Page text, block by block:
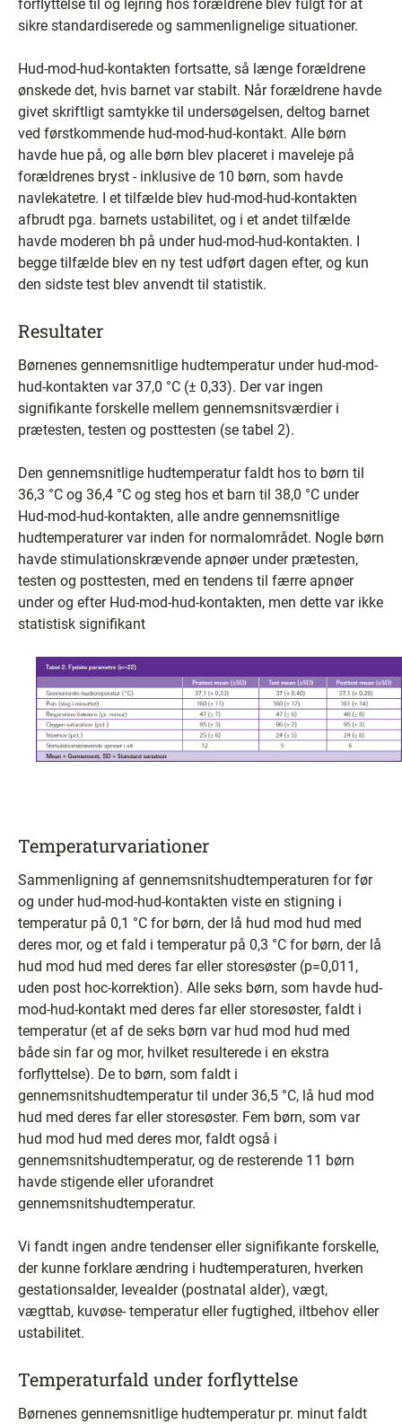
forflyttelse til og lejring hos forældrene blev fulgt for at
sikre standardiserede og sammenlignelige situationer.
Hud-mod-hud-kontakten fortsatte, så længe forældrene
ønskede det, hvis barnet var stabilt. Når forældrene havde
givet skriftligt samtykke til undersøgelsen, deltog barnet
ved førstkommende hud-mod-hud-kontakt. Alle børn
havde hue på, og alle børn blev placeret i maveleje på
forældrenes bryst - inklusive de 10 børn, som havde
navlekatetre. I et tilfælde blev hud-mod-hud-kontakten
afbrudt pga. barnets ustabilitet, og i et andet tilfælde
havde moderen bh på under hud-mod-hud-kontakten. I
begge tilfælde blev en ny test udført dagen efter, og kun
den sidste test blev anvendt til statistik.
Resultater
Børnenes gennemsnitlige hudtemperatur under hud-mod-
hud-kontakten var 37,0 °C (± 0,33). Der var ingen
signifikante forskelle mellem gennemsnitsværdier i
prætesten, testen og posttesten (se tabel 2).
Den gennemsnitlige hudtemperatur faldt hos to børn til
36,3 °C og 36,4 °C og steg hos et barn til 38,0 °C under
Hud-mod-hud-kontakten, alle andre gennemsnitlige
hudtemperaturer var inden for normalområdet. Nogle børn
havde stimulationskrævende apnøer under prætesten,
testen og posttesten, med en tendens til færre apnøer
under og efter Hud-mod-hud-kontakten, men dette var ikke
statistisk signifikant
Temperaturvariationer
Sammenligning af gennemsnitshudtemperaturen for før
og under hud-mod-hud-kontakten viste en stigning i
temperatur på 0,1 °C for børn, der lå hud mod hud med
deres mor, og et fald i temperatur på 0,3 °C for børn, der lå
hud mod hud med deres far eller storesøster (p=0,011,
uden post hoc-korrektion). Alle seks børn, som havde hud-
mod-hud-kontakt med deres far eller storesøster, faldt i
temperatur (et af de seks børn var hud mod hud med
både sin far og mor, hvilket resulterede i en ekstra
forflyttelse). De to børn, som faldt i
gennemsnitshudtemperatur til under 36,5 °C, lå hud mod
hud med deres far eller storesøster. Fem børn, som var
hud mod hud med deres mor, faldt også i
gennemsnitshudtemperatur, og de resterende 11 børn
havde stigende eller uforandret
gennemsnitshudtemperatur.
Vi fandt ingen andre tendenser eller signifikante forskelle,
der kunne forklare ændring i hudtemperaturen, hverken
gestationsalder, levealder (postnatal alder), vægt,
vægttab, kuvøse- temperatur eller fugtighed, iltbehov eller
ustabilitet.
Temperaturfald under forflyttelse
Børnenes gennemsnitlige hudtemperatur pr. minut faldt